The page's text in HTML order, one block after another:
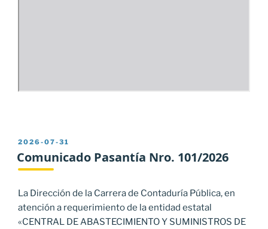
PUBLICADO
EL
2026-07-31
Comunicado Pasantía Nro. 101/2026
La Dirección de la Carrera de Contaduría Pública, en
atención a requerimiento de la entidad estatal
«CENTRAL DE ABASTECIMIENTO Y SUMINISTROS DE